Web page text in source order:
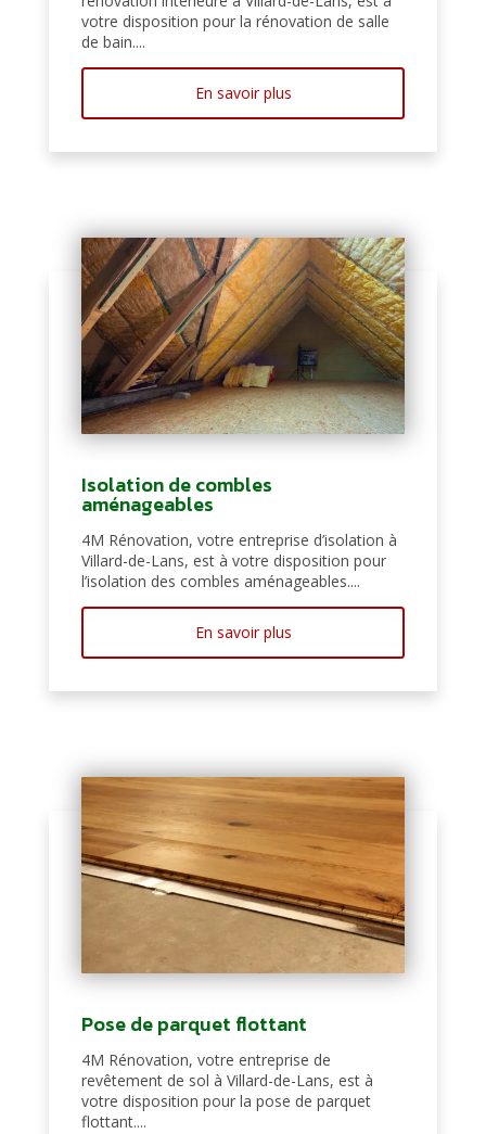
votre disposition pour la rénovation de salle
de bain....
En savoir plus
Isolation de combles
aménageables
4M Rénovation, votre entreprise d’isolation à
Villard-de-Lans, est à votre disposition pour
l’isolation des combles aménageables....
En savoir plus
Pose de parquet flottant
4M Rénovation, votre entreprise de
revêtement de sol à Villard-de-Lans, est à
votre disposition pour la pose de parquet
flottant....